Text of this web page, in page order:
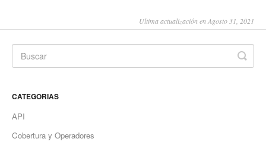
Ultima actualización en Agosto 31, 2021
CATEGORIAS
API
Cobertura y Operadores